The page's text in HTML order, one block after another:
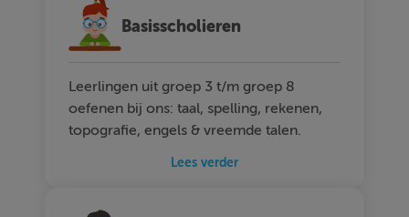
Basisscholieren
Leerlingen uit groep 3 t/m groep 8
oefenen bij ons: taal, spelling, rekenen,
topografie, engels & vreemde talen.
Lees verder